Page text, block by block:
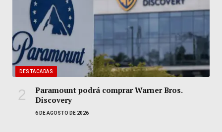
DESTACADAS
Paramount podrá comprar Warner Bros.
Discovery
6 DE AGOSTO DE 2026